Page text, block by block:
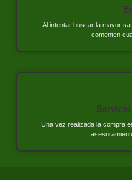
Al intentar buscar la mayor
comenten
Una vez realizada la compra